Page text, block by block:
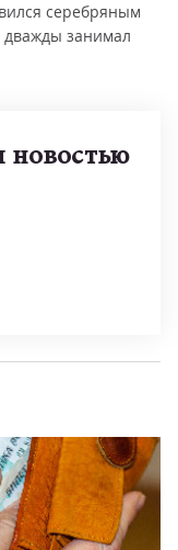
серебряным
дважды занимал
новостью